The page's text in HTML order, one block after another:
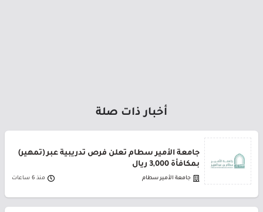
أخبار ذات صلة
جامعة الأمير سطام تعلن فرص تدريبية عبر (تمهير)
بمكافأة 3,000 ريال
جامعة الأمير سطام منذ 6 ساعات